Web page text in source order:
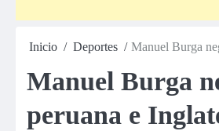
Inicio Deportes Manuel Burga
Manuel Burga
peruana e